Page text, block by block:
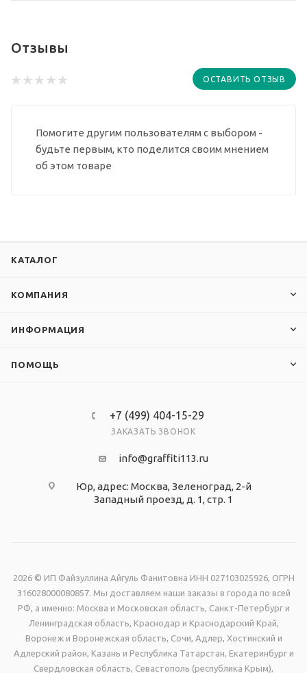
Отзывы
ОСТАВИТЬ ОТЗЫВ
Помогите другим пользователям с выбором -
будьте первым, кто поделится своим мнением
об этом товаре
КАТАЛОГ
КОМПАНИЯ
ИНФОРМАЦИЯ
ПОМОЩЬ
+7 (499) 404-15-29
ЗАКАЗАТЬ ЗВОНОК
info@graffiti113.ru
Юр, адрес: Москва, Зеленоград, 2-й
Западный проезд, д. 1, стр. 1
2026 © ИП Файзуллина Айгуль Фанитовна ИНН 027103025926, ОГРН
316028000080857. Мы доставляем наши заказы в города по всей
РФ, а именно: Москва и Московская область, Санкт-Петербург и
Ленинградская область, Краснодар и Краснодарский Край,
Воронеж и Воронежская область, Сочи, Адлер, Хостинский и
Адлерский район, Казань и Республика Татарстан, Екатеринбург и
Свердловская область, Севастополь (республика Крым),